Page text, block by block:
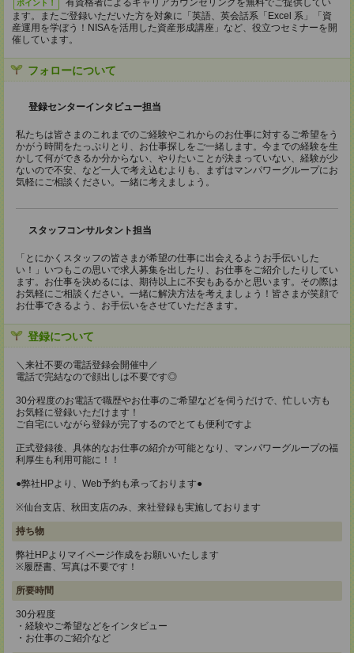
ポイント！
有資格者によるキャリアカウンセリングを無料でご提供してい
ます。またご登録いただいた方を対象に「英語、英会話系「Excel 系」「資
産運用を学ぼう！NISAを活用した資産形成講座」など、役立つセミナーを開
催しています。
フォローについて
登録センターインタビュー担当
私たちは皆さまのこれまでのご経験やこれからのお仕事に対するご希望をう
かがう時間をたっぷりとり、お仕事探しをご一緒します。今までの経験を生
かして何ができるか分からない、やりたいことが決まっていない、経験が少
ないので不安、など一人で考え込むよりも、まずはマンパワーグループにお
気軽にご相談ください。一緒に考えましょう。
スタッフコンサルタント担当
「とにかくスタッフの皆さまが希望の仕事に出会えるようお手伝いした
い！」いつもこの思いで求人募集を出したり、お仕事をご紹介したりしてい
ます。お仕事を決めるには、期待以上に不安もあるかと思います。その際は
お気軽にご相談ください。一緒に解決方法を考えましょう！皆さまが笑顔で
お仕事できるよう、お手伝いをさせていただきます。
登録について
＼来社不要の電話登録会開催中／
電話で完結なので顔出しは不要です◎
30分程度のお電話で職歴やお仕事のご希望などを伺うだけで、忙しい方も
お気軽に登録いただけます！
ご自宅にいながら登録が完了するのでとても便利ですよ
正式登録後、具体的なお仕事の紹介が可能となり、マンパワーグループの福
利厚生も利用可能に！！
●弊社HPより、Web予約も承っております●
※仙台支店、秋田支店のみ、来社登録も実施しております
持ち物
弊社HPよりマイページ作成をお願いいたします
※履歴書、写真は不要です！
所要時間
30分程度
・経験やご希望などをインタビュー
・お仕事のご紹介など